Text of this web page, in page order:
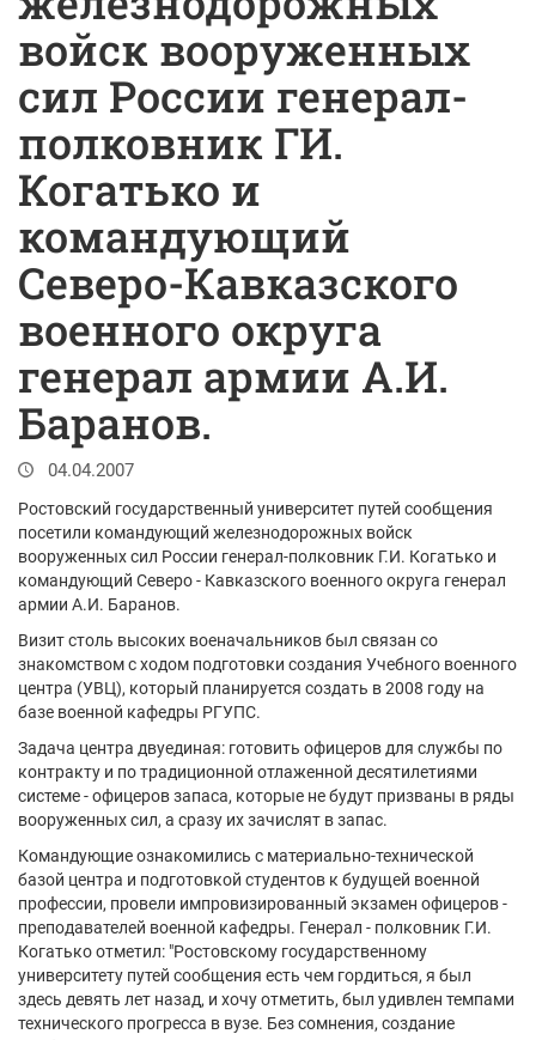
войск вооруженных
сил России генерал-
полковник ГИ.
Когатько и
командующий
Северо-Кавказского
военного округа
генерал армии А.И.
Баранов.
04.04.2007
Ростовский государственный университет путей сообщения
посетили командующий железнодорожных войск
вооруженных сил России генерал-полковник Г.И. Когатько и
командующий Северо - Кавказского военного округа генерал
армии А.И. Баранов.
Визит столь высоких военачальников был связан со
знакомством с ходом подготовки создания Учебного военного
центра (УВЦ), который планируется создать в 2008 году на
базе военной кафедры РГУПС.
Задача центра двуединая: готовить офицеров для службы по
контракту и по традиционной отлаженной десятилетиями
системе - офицеров запаса, которые не будут призваны в ряды
вооруженных сил, а сразу их зачислят в запас.
Командующие ознакомились с материально-технической
базой центра и подготовкой студентов к будущей военной
профессии, провели импровизированный экзамен офицеров -
преподавателей военной кафедры. Генерал - полковник Г.И.
Когатько отметил: "Ростовскому государственному
университету путей сообщения есть чем гордиться, я был
здесь девять лет назад, и хочу отметить, был удивлен темпами
технического прогресса в вузе. Без сомнения, создание